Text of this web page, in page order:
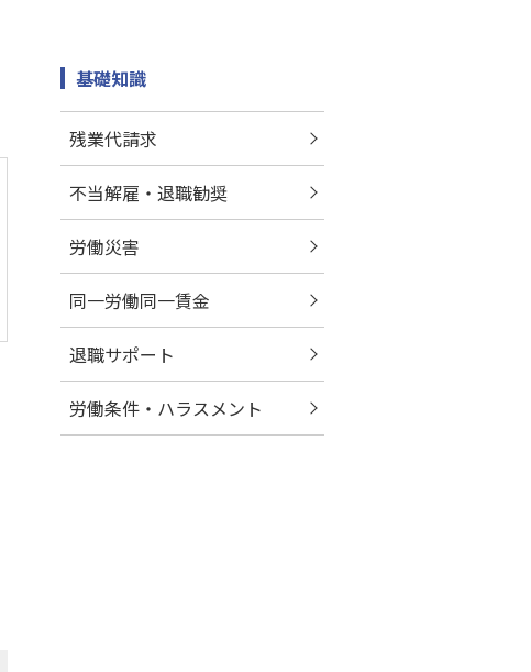
基礎知識
残業代請求
不当解雇・退職勧奨
労働災害
同一労働同一賃金
退職サポート
労働条件・ハラスメント